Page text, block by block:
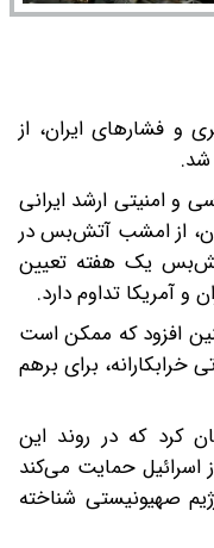
و فشارهای ایران، از
شد.
و امنیتی ارشد ایرانی
از امشب آتش‌بس در
یک هفته تعیین
آمریکا تداوم دارد.
افزود که ممکن است
خرابکارانه، برای برهم
کرد که در روند این
اسرائیل حمایت می‌کند
صهیونیستی شناخته